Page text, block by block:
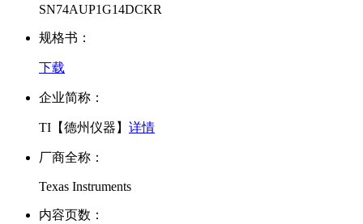
SN74AUP1G14DCKR
规格书：
下载
企业简称：
TI【德州仪器】 详情
厂商全称：
Texas Instruments
内容页数：